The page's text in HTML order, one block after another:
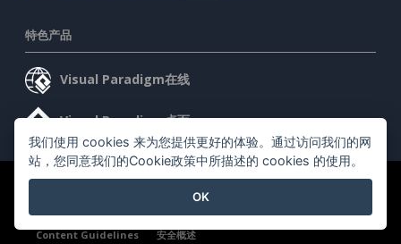
特色产品
Visual Paradigm在线
Visual Paradigm桌面
©2026 by Visual Paradigm. 版权所有。
Content Guidelines
安全概述
我们使用 cookies 来为您提供更好的体验。通过访问我们的网
站，您同意我们的Cookie政策中所描述的 cookies 的使用。
OK